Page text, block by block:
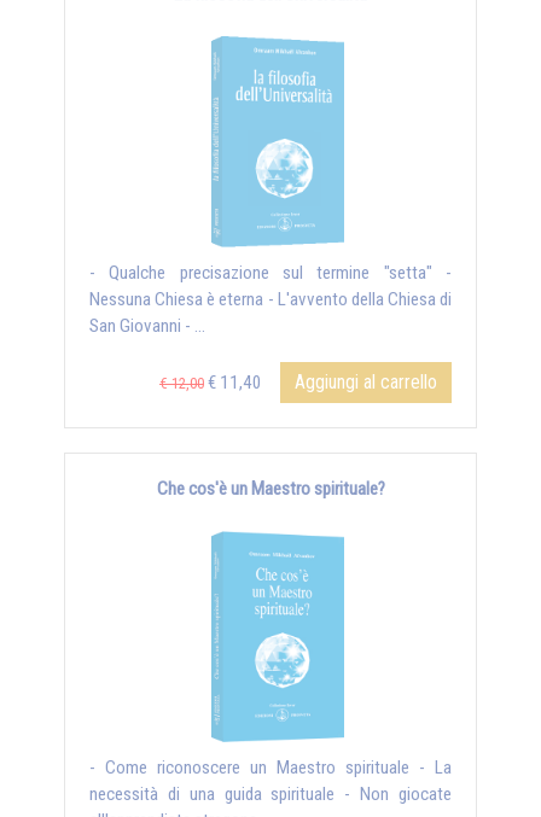
- Qualche precisazione sul termine "setta" -
Nessuna Chiesa è eterna - L'avvento della Chiesa di
San Giovanni - ...
€ 12,00 € 11,40 Aggiungi al carrello
Che cos'è un Maestro spirituale?
- Come riconoscere un Maestro spirituale - La
necessità di una guida spirituale - Non giocate